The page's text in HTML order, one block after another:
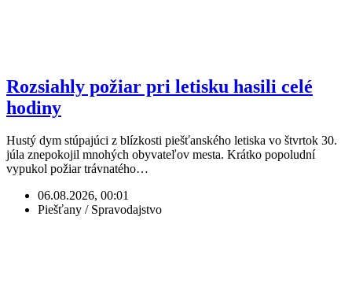
Rozsiahly požiar pri letisku hasili celé
hodiny
Hustý dym stúpajúci z blízkosti piešťanského letiska vo štvrtok 30.
júla znepokojil mnohých obyvateľov mesta. Krátko popoludní
vypukol požiar trávnatého…
06.08.2026, 00:01
Piešťany / Spravodajstvo